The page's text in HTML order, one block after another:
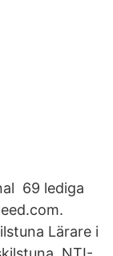
69 lediga
Lärare i